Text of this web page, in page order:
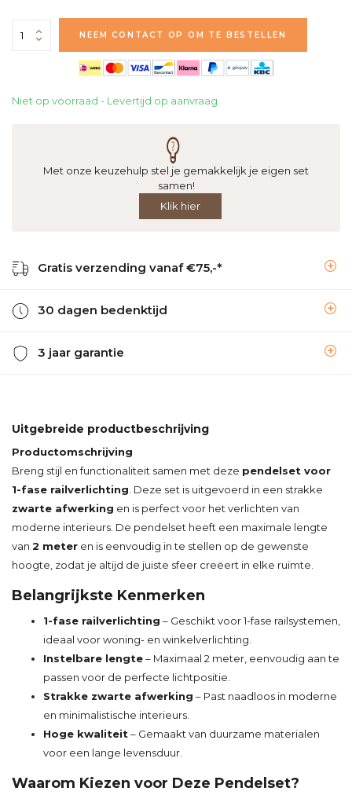
NEEM CONTACT OP OM TE BESTELLEN
Niet op voorraad - Levertijd op aanvraag
Met onze keuzehulp stel je gemakkelijk je eigen set
samen!
Klik hier
Gratis verzending vanaf €75,-*
30 dagen bedenktijd
3 jaar garantie
Uitgebreide productbeschrijving
Productomschrijving
Breng stijl en functionaliteit samen met deze pendelset voor
1-fase railverlichting . Deze set is uitgevoerd in een strakke
zwarte afwerking en is perfect voor het verlichten van
moderne interieurs. De pendelset heeft een maximale lengte
van 2 meter en is eenvoudig in te stellen op de gewenste
hoogte, zodat je altijd de juiste sfeer creëert in elke ruimte.
Belangrijkste Kenmerken
1-fase railverlichting – Geschikt voor 1-fase railsystemen,
ideaal voor woning- en winkelverlichting.
Instelbare lengte– Maximaal 2 meter, eenvoudig aan te
passen voor de perfecte lichtpositie.
Strakke zwarte afwerking – Past naadloos in moderne
en minimalistische interieurs.
Hoge kwaliteit – Gemaakt van duurzame materialen
voor een lange levensduur.
Waarom Kiezen voor Deze Pendelset?